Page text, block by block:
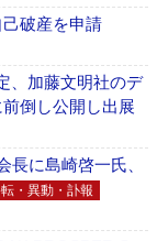
破産を申請
、加藤文明社のデ
倒し公開し出展
に島崎啓一氏、
・異動・訃報